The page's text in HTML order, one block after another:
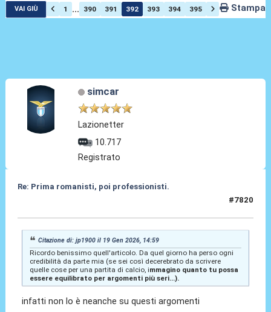
VAI GIÙ 1 ... 390 391 392 393 394 395 Stampa
simcar
Lazionetter
10.717
Registrato
Re: Prima romanisti, poi professionisti.
#7820
Citazione di: jp1900 il 19 Gen 2026, 14:59
Ricordo benissimo quell'articolo. Da quel giorno ha perso ogni
credibilità da parte mia (se sei così decerebrato da scrivere
quelle cose per una partita di calcio, immagino quanto tu possa
essere equilibrato per argomenti più seri...).
infatti non lo è neanche su questi argomenti